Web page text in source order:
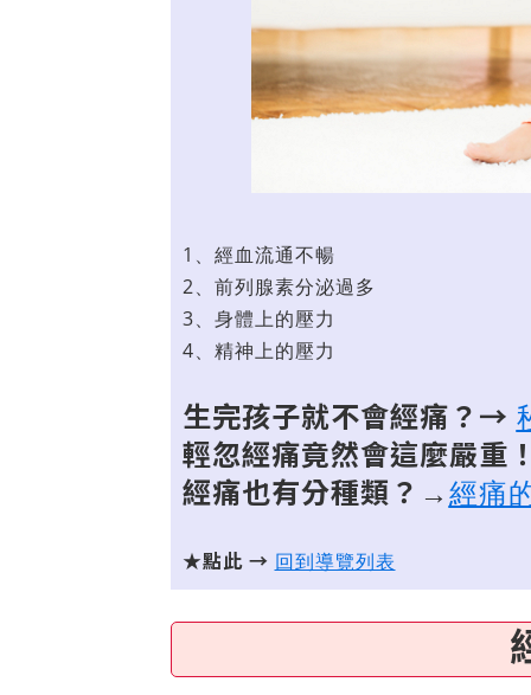
1、經血流通不暢
2、前列腺素分泌過多
3、身體上的壓力
4、精神上的壓力
生完孩子就不會經痛？→
輕忽經痛竟然會這麼嚴重
經痛也有分種類？ →經痛
★點此 → 回到導覽列表